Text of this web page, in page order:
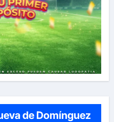
de Domínguez